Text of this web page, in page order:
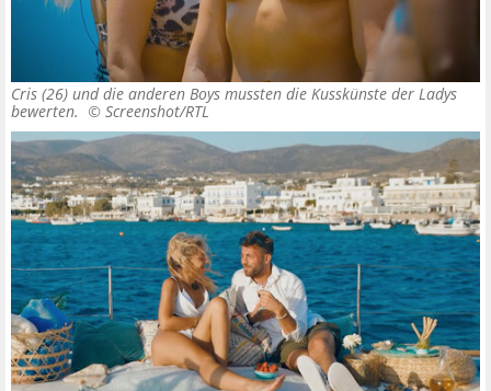
Cris (26) und die anderen Boys mussten die Kusskünste der Ladys
bewerten. © Screenshot/RTL